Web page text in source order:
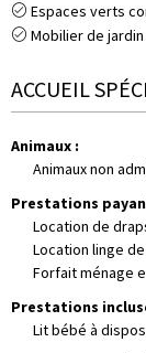
Espaces verts
Mobilier de jardin
ACCUEIL
Animaux :
Animaux non
Prestations
Location de
Location linge
Forfait ménage
Prestations
Lit bébé à